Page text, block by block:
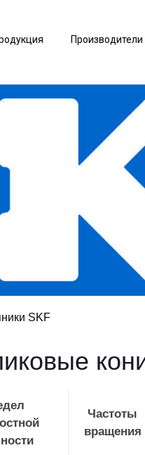
Производители
SKF
Частоты
вращения